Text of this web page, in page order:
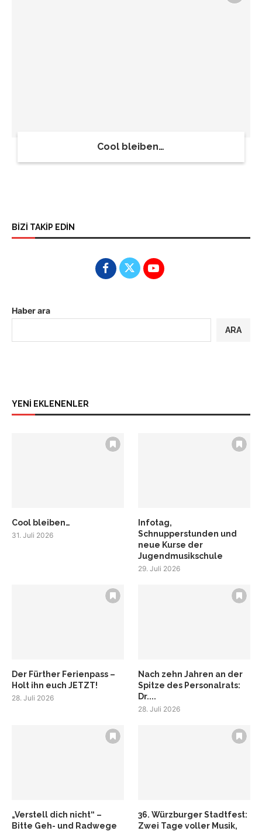
Cool bleiben…
BİZİ TAKİP EDİN
Haber ara
ARA
YENİ EKLENENLER
Cool bleiben…
31. Juli 2026
Infotag,
Schnupperstunden und
neue Kurse der
Jugendmusikschule
29. Juli 2026
Der Fürther Ferienpass –
Holt ihn euch JETZT!
28. Juli 2026
Nach zehn Jahren an der
Spitze des Personalrats:
Dr....
28. Juli 2026
„Verstell dich nicht“ –
Bitte Geh- und Radwege
36. Würzburger Stadtfest:
Zwei Tage voller Musik,